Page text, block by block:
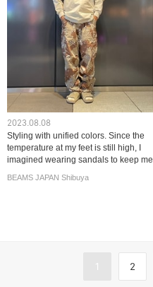
2023.08.08
Styling with unified colors. Since the
temperature at my feet is still high, I
imagined wearing sandals to keep me
BEAMS JAPAN Shibuya
1 2